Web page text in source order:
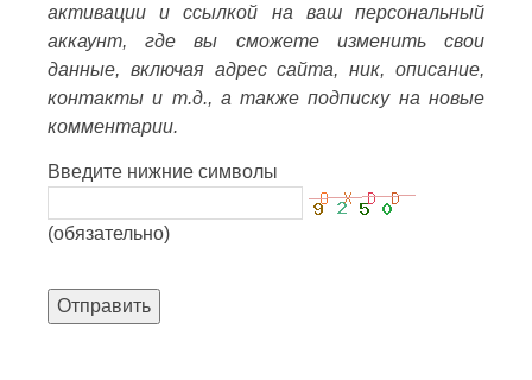
активации и ссылкой на ваш персональный
аккаунт, где вы сможете изменить свои
данные, включая адрес сайта, ник, описание,
контакты и т.д., а также подписку на новые
комментарии.
Введите нижние символы
(обязательно)
Отправить